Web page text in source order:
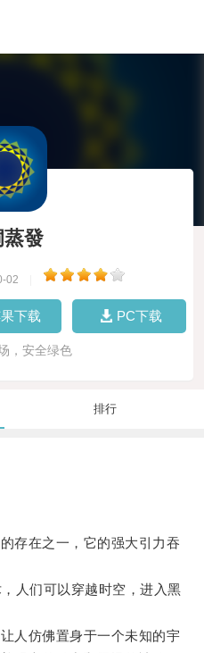
蒸發
02
下载 PC下载
，安全绿色
排行
在之一，它的强大引力吞
们可以穿越时空，进入黑
仿佛置身于一个未知的宇